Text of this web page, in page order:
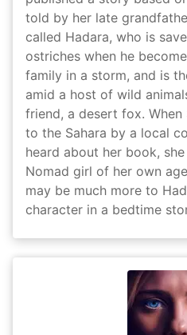
told by her late
called Hadara, who is
ostriches when he
family in a storm, and is
amid a host of wild
friend, a desert fox.
to the Sahara by a local
heard about her book,
Nomad girl of her own
may be much more to
character in a bedtime